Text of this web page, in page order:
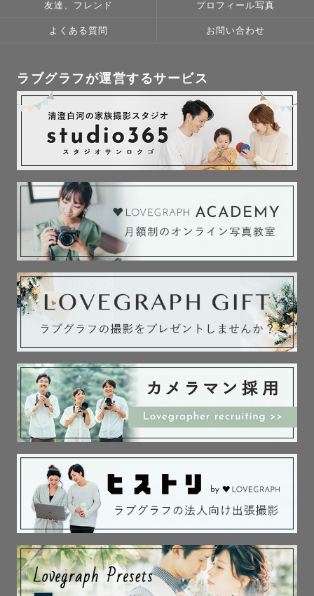
友達、フレンド プロフィール写真
よくある質問 お問い合わせ
ラブグラフが運営するサービス